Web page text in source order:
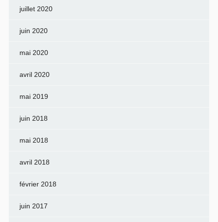
juillet 2020
juin 2020
mai 2020
avril 2020
mai 2019
juin 2018
mai 2018
avril 2018
février 2018
juin 2017